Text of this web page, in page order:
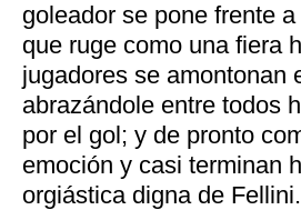
goleador se pone frente
que ruge como una fiera
jugadores se amontonan
abrazándole entre todos
por el gol; y de pronto
emoción y casi terminan
orgiástica digna de